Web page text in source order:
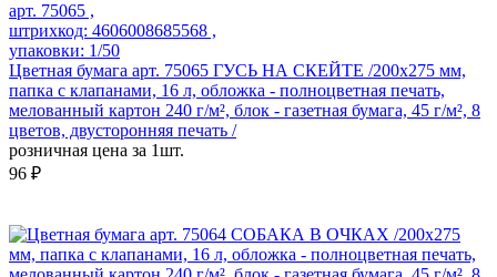
арт. 75065 ,
штрихкод: 4606008685568 ,
упаковки: 1/50
Цветная бумага арт. 75065 ГУСЬ НА СКЕЙТЕ /200x275 мм,
папка с клапанами, 16 л, обложка - полноцветная печать,
мелованный картон 240 г/м², блок - газетная бумага, 45 г/м², 8
цветов, двусторонняя печать /
розничная цена за 1шт.
96 ₽